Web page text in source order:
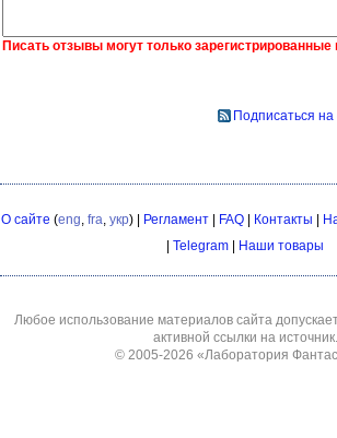
Писать отзывы могут только зарегистрированные
Подписаться
О сайте (eng fra укр) | Регламент| FAQ| Контакты |
| Telegram | Наши товары
Любое использование материалов сайта
активной ссылки на источник.
© 2005-2026 «Лаборатория